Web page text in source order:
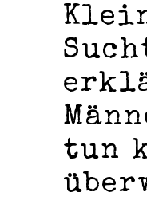
tun